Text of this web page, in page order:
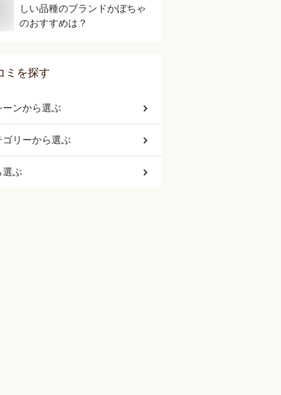
しい品種のブランドかぼちゃ
のおすすめは？
ミを探す
ーンから選ぶ
ゴリーから選ぶ
選ぶ